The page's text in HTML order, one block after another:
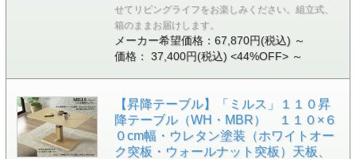
せてリビングライフをお楽しみください。組立式、
箱のままお届けします。
メーカー希望価格：67,870円(税込) ～
価格： 37,400円(税込) <44%OFF> ～
【昇降テーブル】「ミルス」１１０昇
降テーブル（WH・MBR） １１０×６
０cm幅・ウレタン塗装（ホワイトオー
ク突板・ウォールナット突板）天板、